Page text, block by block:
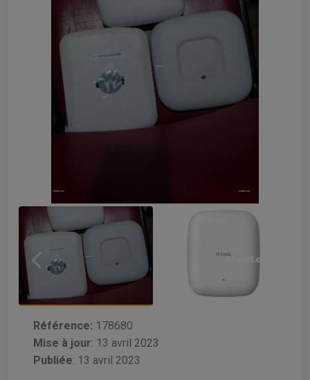
Référence: 178680
Mise à jour: 13 avril 2023
Publiée: 13 avril 2023